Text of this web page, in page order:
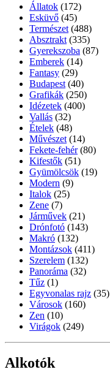
Állatok (172)
Esküvő (45)
Természet (488)
Absztrakt (335)
Gyerekszoba (87)
Emberek (14)
Fantasy (29)
Budapest (40)
Grafikák (250)
Idézetek (400)
Vallás (32)
Ételek (48)
Művészet (14)
Fekete-fehér (80)
Kifestők (51)
Gyümölcsök (19)
Modern (9)
Italok (25)
Zene (7)
Járművek (21)
Drónfotó (143)
Makró (132)
Montázsok (411)
Szerelem (132)
Panoráma (32)
Tűz (1)
Egyvonalas rajz (35)
Városok (160)
Zen (10)
Virágok (249)
Alkotók